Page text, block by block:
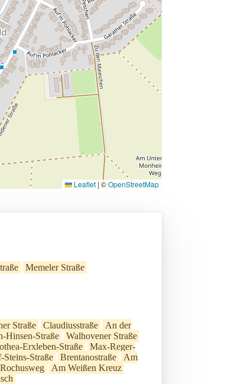
Leaflet | ©OpenStreetMap
Memeler Straße
Straße Claudiusstraße
An der
Hinsen-Straße
Walhovener Straße
Erxleben-Straße
Max-Reger-
Steins-Straße Brentanostraße
Am
Am Weißen Kreuz